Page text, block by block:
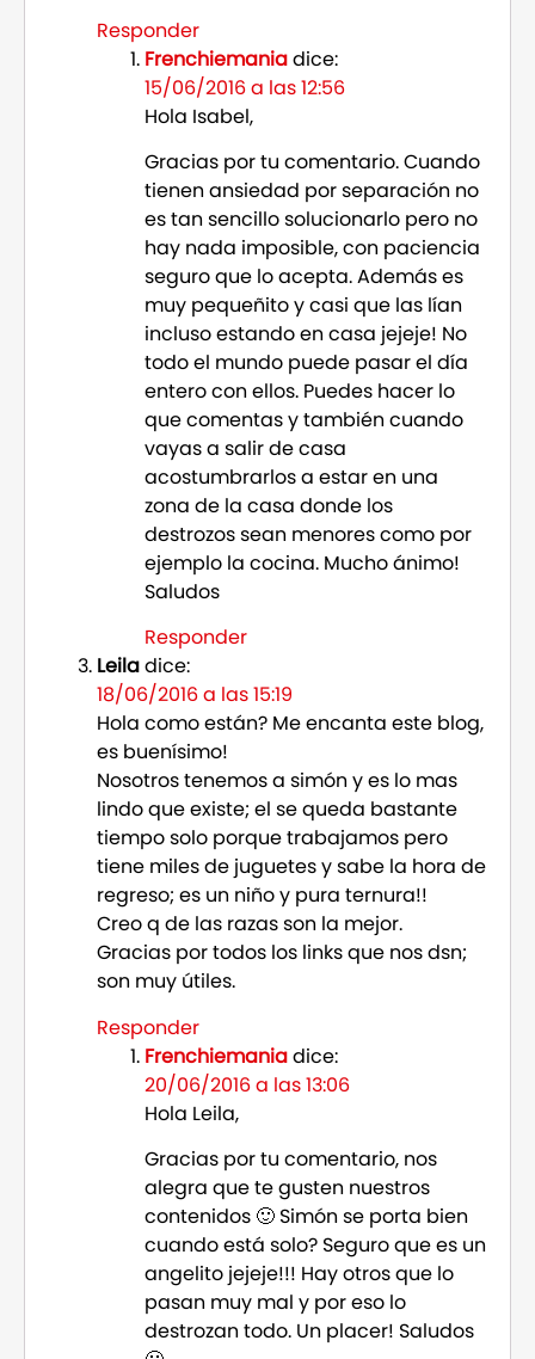
Responder
Frenchiemaniadice:
15/06/2016 a las 12:56
Hola Isabel,
Gracias por tu comentario. Cuando
tienen ansiedad por separación no
es tan sencillo solucionarlo pero no
hay nada imposible, con paciencia
seguro que lo acepta. Además es
muy pequeñito y casi que las lían
incluso estando en casa jejeje! No
todo el mundo puede pasar el día
entero con ellos. Puedes hacer lo
que comentas y también cuando
vayas a salir de casa
acostumbrarlos a estar en una
zona de la casa donde los
destrozos sean menores como por
ejemplo la cocina. Mucho ánimo!
Saludos
Responder
Leiladice:
18/06/2016 a las 15:19
Hola como están? Me encanta este blog,
es buenísimo!
Nosotros tenemos a simón y es lo mas
lindo que existe; el se queda bastante
tiempo solo porque trabajamos pero
tiene miles de juguetes y sabe la hora de
regreso; es un niño y pura ternura!!
Creo q de las razas son la mejor.
Gracias por todos los links que nos dsn;
son muy útiles.
Responder
Frenchiemaniadice:
20/06/2016 a las 13:06
Hola Leila,
Gracias por tu comentario, nos
alegra que te gusten nuestros
contenidos 🙂 Simón se porta bien
cuando está solo? Seguro que es un
angelito jejeje!!! Hay otros que lo
pasan muy mal y por eso lo
destrozan todo. Un placer! Saludos